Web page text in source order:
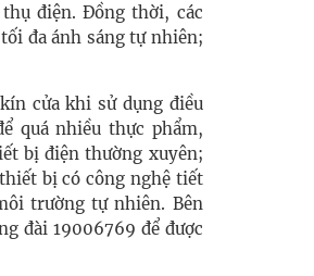
điện. Đồng thời, các
đa ánh sáng tự nhiên;
cửa khi sử dụng điều
quá nhiều thực phẩm,
bị điện thường xuyên;
bị có công nghệ tiết
trường tự nhiên. Bên
đài 19006769 để được